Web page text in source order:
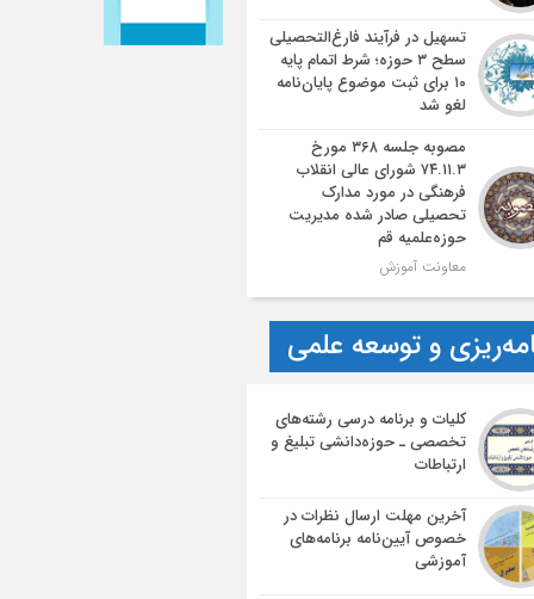
تسهیل در فرآیند فارغ‌التحصیلی
سطح ۳ حوزه؛ شرط اتمام پایه
۱۰ برای ثبت موضوع پایان‌نامه
لغو شد
مصوبه جلسه ۳۶۸ مورخ
۷۴.۱۱.۳ شورای عالی انقلاب
فرهنگی در مورد مدارک
تحصیلی صادر شده مدیریت
حوزه‌علمیه قم
معاونت آموزش
و توسعه علمی
کلیات و برنامه درسی رشته‌های
تخصصی ـ حوزه‌دانشی تبلیغ و
ارتباطات
آخرین مهلت ارسال نظرات در
خصوص آیین‌نامه‌ برنامه‌های
آموزشی